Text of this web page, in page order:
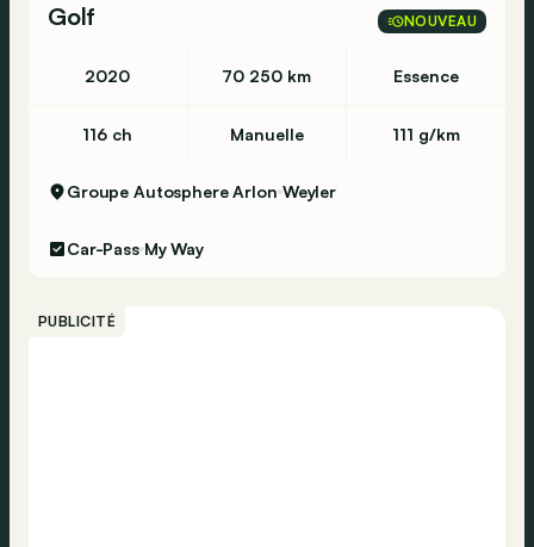
Golf
NOUVEAU
2020 70 250 km Essence
116 ch Manuelle 111 g/km
Groupe Autosphere Arlon Weyler
Car-Pass My Way
PUBLICITÉ